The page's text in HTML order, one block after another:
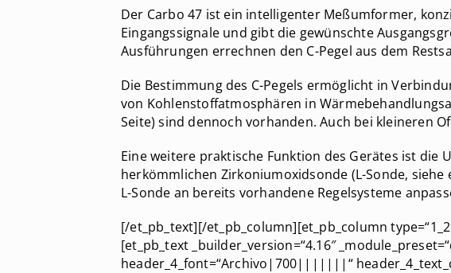
Der Carbo 47 ist ein intelligenter Meßumformer,
Eingangssignale und gibt die gewünschte
Ausführungen errechnen den C-Pegel aus dem
Die Bestimmung des C-Pegels ermöglicht in
von Kohlenstoffatmosphären in
Seite) sind dennoch vorhanden. Auch bei kleineren
Eine weitere praktische Funktion des Gerätes ist die
herkömmlichen Zirkoniumoxidsonde (L-Sonde,
L-Sonde an bereits vorhandene Regelsysteme
[/et_pb_text][/et_pb_column][et_pb_column
[et_pb_text _builder_version=“4.16″
header_4_font=“Archivo|700|||||||“